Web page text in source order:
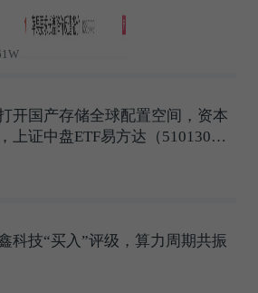
开国产存储全球配置空间，资本
上证中盘ETF易方达（510130）
科技“买入”评级，算力周期共振